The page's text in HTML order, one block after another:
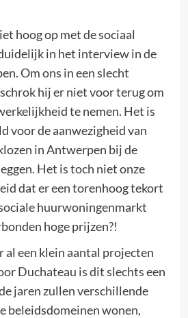
hoog op met de sociaal
in het interview in de
Om ons in een slecht
hij er niet voor terug om
te nemen. Het is
voor de aanwezigheid van
in Antwerpen bij de
Het is toch niet onze
dat er een torenhoog tekort
huurwoningenmarkt
hoge prijzen?!
al een klein aantal projecten
Duchateau is dit slechts een
jaren zullen verschillende
beleidsdomeinen wonen,